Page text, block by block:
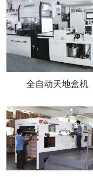
全自动天地盒机